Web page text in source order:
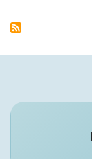
Services